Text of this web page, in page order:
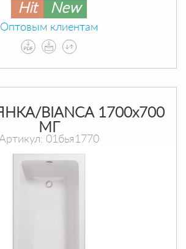
Hit New
Оптовым клиентам
BIANCA 1700х700
МГ
01бья1770